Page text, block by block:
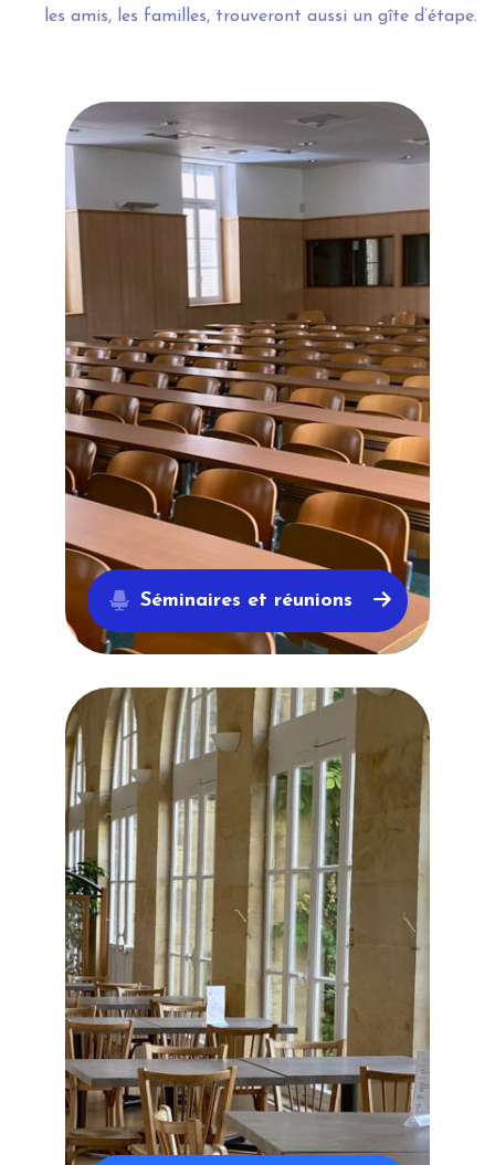
les amis, les familles, trouveront aussi un gîte d’étape.
Séminaires et réunions